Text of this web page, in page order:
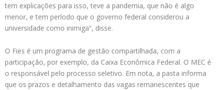
tem explicações para isso, teve a pandemia, que não é algo
menor, e tem período que o governo federal considerou a
universidade como inimiga”, disse.
O Fies é um programa de gestão compartilhada, com a
participação, por exemplo, da Caixa Econômica Federal. O MEC é
o responsável pelo processo seletivo. Em nota, a pasta informa
que os prazos e detalhamento das vagas remanescentes que